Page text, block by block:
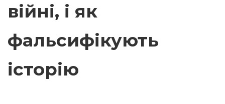
війні, і як
фальсифікують
історію